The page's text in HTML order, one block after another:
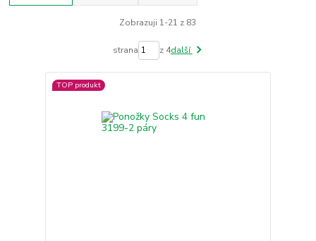
Zobrazuji 1-21 z 83
strana z 4další
TOP produkt